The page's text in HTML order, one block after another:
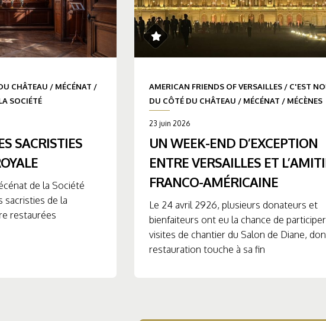
CHÂTEAU / MÉCÉNAT /
SOCIÉTÉ
SACRISTIES
de la Société
sacristies de la
restaurées
AMERICAN FRIENDS OF VERSAILLES/ C'EST
DU CÔTÉ DU CHÂTEAU / MÉCÉNAT / MÉCÈNES
23 juin 2026
UN WEEK-END D’EXCEPTION
ENTRE VERSAILLES ET
FRANCO-AMÉRICAINE
Le 24 avril 2926, plusieurs donateurs et
bienfaiteurs ont eu la chance de
visites de chantier du Salon de Diane,
restauration touche à sa fin